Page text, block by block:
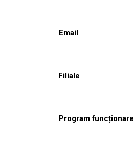
Email
Filiale
Program funcționare